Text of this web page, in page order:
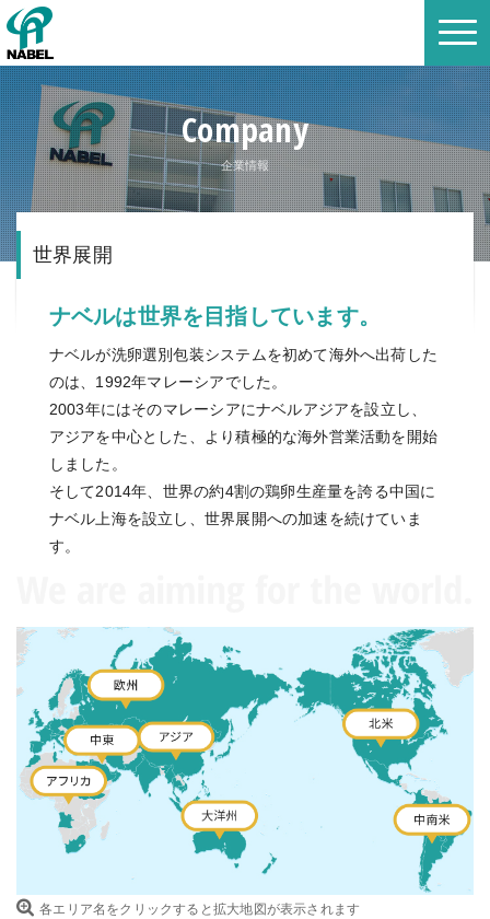
Company
企業情報
世界展開
ナベルは世界を目指しています。
ナベルが洗卵選別包装システムを初めて海外へ出荷した
のは、1992年マレーシアでした。
2003年にはそのマレーシアにナベルアジアを設立し、
アジアを中心とした、より積極的な海外営業活動を開始
しました。
そして2014年、世界の約4割の鶏卵生産量を誇る中国に
ナベル上海を設立し、世界展開への加速を続けていま
す。
各エリア名をクリックすると拡大地図が表示されます